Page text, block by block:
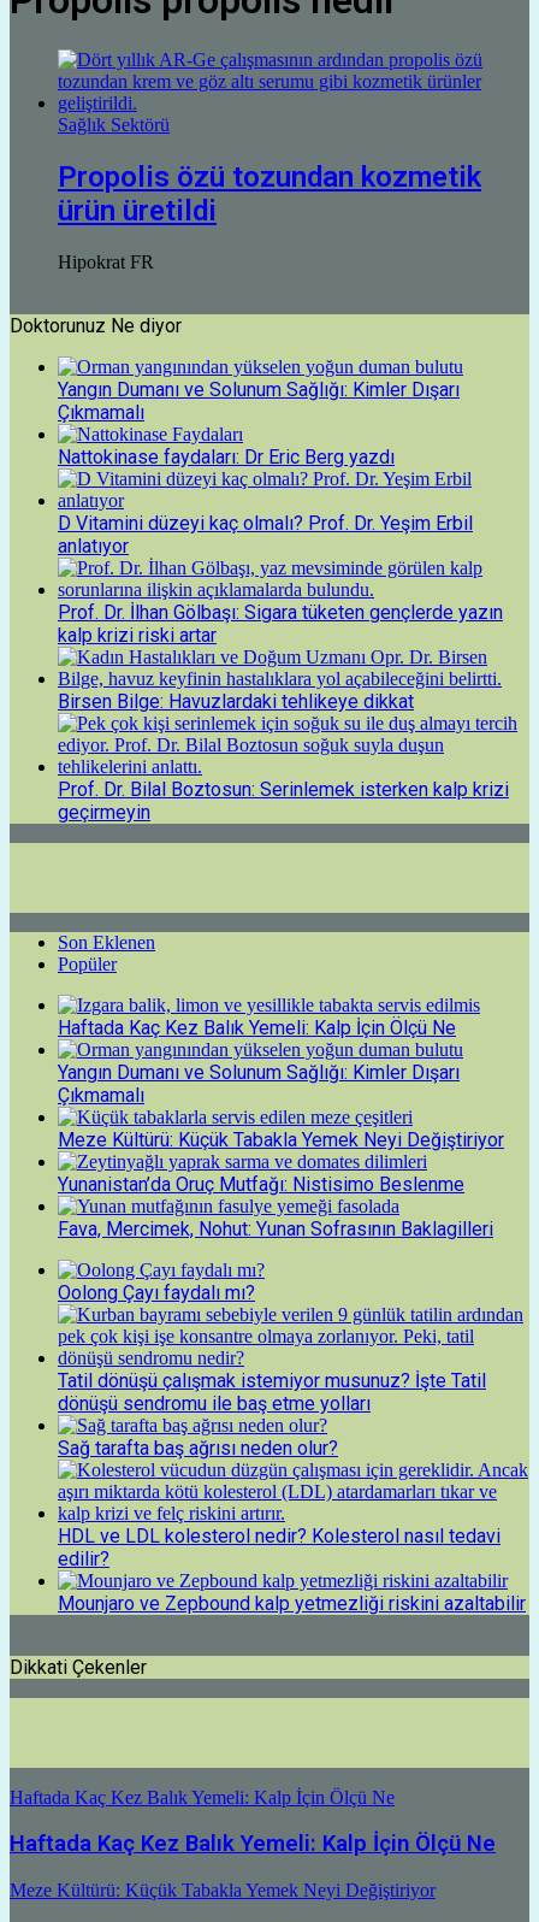
Sağlık Sektörü
Propolis özü tozundan kozmetik
ürün üretildi
Hipokrat FR
Doktorunuz Ne diyor
Yangın Dumanı ve Solunum Sağlığı: Kimler Dışarı
Çıkmamalı
Nattokinase faydaları: Dr Eric Berg yazdı
D Vitamini düzeyi kaç olmalı? Prof. Dr. Yeşim Erbil
anlatıyor
Prof. Dr. İlhan Gölbaşı: Sigara tüketen gençlerde yazın
kalp krizi riski artar
Birsen Bilge: Havuzlardaki tehlikeye dikkat
Prof. Dr. Bilal Boztosun: Serinlemek isterken kalp krizi
geçirmeyin
Son Eklenen
Popüler
Haftada Kaç Kez Balık Yemeli: Kalp İçin Ölçü Ne
Yangın Dumanı ve Solunum Sağlığı: Kimler Dışarı
Çıkmamalı
Meze Kültürü: Küçük Tabakla Yemek Neyi Değiştiriyor
Yunanistan’da Oruç Mutfağı: Nistisimo Beslenme
Fava, Mercimek, Nohut: Yunan Sofrasının Baklagilleri
Oolong Çayı faydalı mı?
Tatil dönüşü çalışmak istemiyor musunuz? İşte Tatil
dönüşü sendromu ile baş etme yolları
Sağ tarafta baş ağrısı neden olur?
HDL ve LDL kolesterol nedir? Kolesterol nasıl tedavi
edilir?
Mounjaro ve Zepbound kalp yetmezliği riskini azaltabilir
Dikkati Çekenler
Haftada Kaç Kez Balık Yemeli: Kalp İçin Ölçü Ne
Haftada Kaç Kez Balık Yemeli: Kalp İçin Ölçü Ne
Meze Kültürü: Küçük Tabakla Yemek Neyi Değiştiriyor